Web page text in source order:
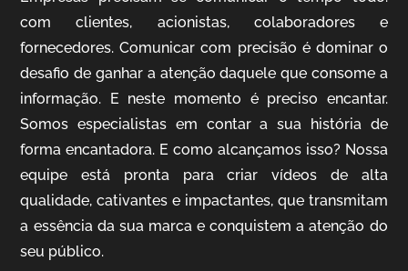
IQVIA
Cobertura de Eventos
com clientes, acionistas, colaboradores e
fornecedores. Comunicar com precisão é dominar o
desafio de ganhar a atenção daquele que consome a
informação. E neste momento é preciso encantar.
Somos especialistas em contar a sua história de
forma encantadora. E como alcançamos isso? Nossa
equipe está pronta para criar vídeos de alta
qualidade, cativantes e impactantes, que transmitam
a essência da sua marca e conquistem a atenção do
seu público.